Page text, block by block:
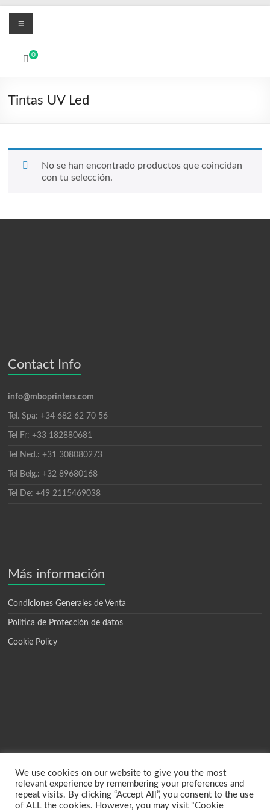
Saltar
contenido
MBO
de
UV
Menú
0
Tintas UV Led
No se han encontrado productos que coincidan
con tu selección.
Contact Info
info@mboprinters.com
Tel. Spa: +34 682 62 70 56
Tel Fr: +33 182880681
Tel Ned.: +31 308080273
Tel Belg.: +32 89680168
Tel De: +49 2115469038
Más información
Condiciones Generales de Venta
Politica de Protección de datos
Cookie Policy
We use cookies on our website to give you the most
relevant experience by remembering your preferences and
repeat visits. By clicking “Accept All”, you consent to the use
of ALL the cookies. However, you may visit "Cookie